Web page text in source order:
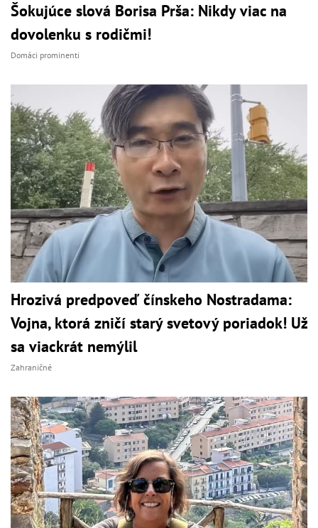
Šokujúce slová Borisa Prša: Nikdy viac na
dovolenku s rodičmi!
Domáci prominenti
Hrozivá predpoveď čínskeho Nostradama:
Vojna, ktorá zničí starý svetový poriadok! Už
sa viackrát nemýlil
Zahraničné